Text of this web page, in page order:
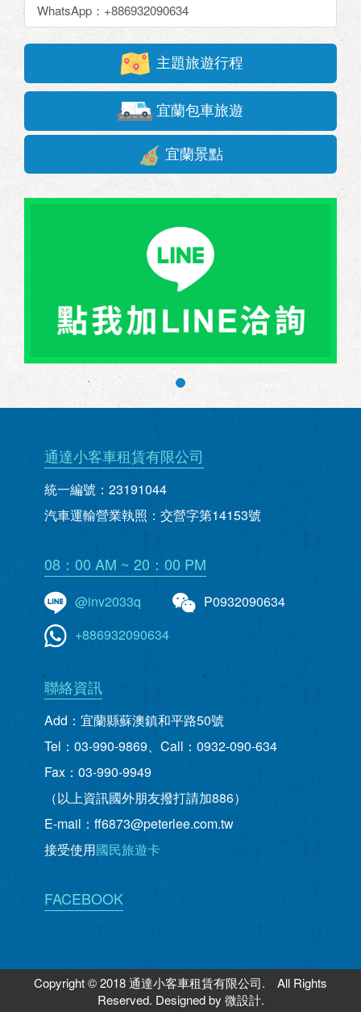
WhatsApp：+886932090634
主題旅遊行程
宜蘭包車旅遊
宜蘭景點
通達小客車租賃有限公司
統一編號：23191044
汽車運輸營業執照：交營字第14153號
08：00 AM ~ 20：00 PM
@inv2033q
P0932090634
+886932090634
聯絡資訊
Add：宜蘭縣蘇澳鎮和平路50號
Tel：03-990-9869、Call：0932-090-634
Fax：03-990-9949
（以上資訊國外朋友撥打請加886）
E-mail：ff6873@peterlee.com.tw
接受使用國民旅遊卡
FACEBOOK
Copyright © 2018 通達小客車租賃有限公司. All Rights
Reserved. Designed by 微設計.